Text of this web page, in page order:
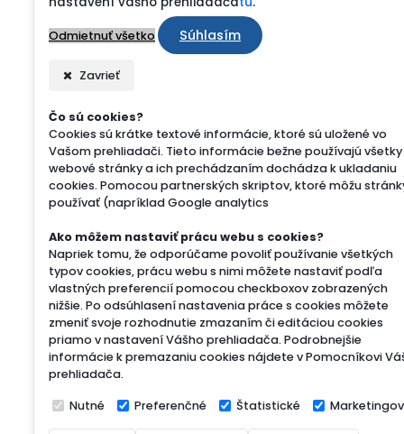
Odmietnuť všetko Súhlasím
Zavrieť
Čo sú cookies?
Cookies sú krátke textové informácie, ktoré sú uložené vo
Vašom prehliadači. Tieto informácie bežne používajú všetky
webové stránky a ich prechádzaním dochádza k ukladaniu
cookies. Pomocou partnerských skriptov, ktoré môžu
používať (napríklad Google analytics
Ako môžem nastaviť prácu webu s cookies?
Napriek tomu, že odporúčame povoliť používanie všetkých
typov cookies, prácu webu s nimi môžete nastaviť podľa
vlastných preferencií pomocou checkboxov zobrazených
nižšie. Po odsúhlasení nastavenia práce s cookies môžete
zmeniť svoje rozhodnutie zmazaním či editáciou cookies
priamo v nastavení Vášho prehliadača. Podrobnejšie
informácie k premazaniu cookies nájdete v Pomocníkovi
prehliadača.
Nutné Preferenčné Štatistické